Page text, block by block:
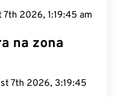
7th 2026, 1:19:46 am
na zona
7th 2026, 3:19:46